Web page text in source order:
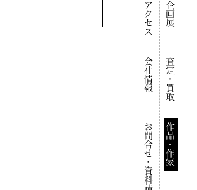
企画展
査定・買取
作品・作家
アクセス
会社情報
お問合せ・資料請求